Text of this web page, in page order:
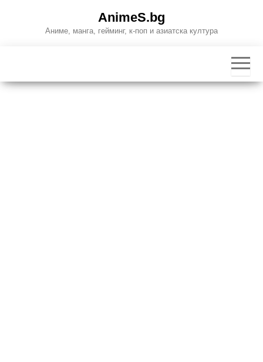
AnimeS.bg
Аниме, манга, гейминг, к-поп и азиатска култура